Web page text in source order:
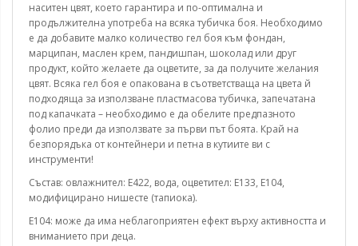
наситен цвят, което гарантира и по-оптимална и
продължителна употреба на всяка тубичка боя. Необходимо
е да добавите малко количество гел боя към фондан,
марципан, маслен крем, пандишпан, шоколад или друг
продукт, който желаете да оцветите, за да получите желания
цвят. Всяка гел боя е опакована в съответстваща на цвета й
подходяща за използване пластмасова тубичка, запечатана
под капачката – необходимо е да обелите предпазното
фолио преди да използвате за първи път боята. Край на
безпорядъка от контейнери и петна в кутиите ви с
инструменти!
Състав: овлажнител: E422, вода, оцветител: E133, E104,
модифицирано нишесте (тапиока).
E104: може да има неблагоприятен ефект върху активността и
вниманието при деца.